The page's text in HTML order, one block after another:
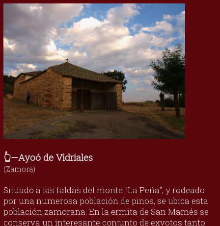
👆—Ayoó de Vidriales
(Zamora)
Situado a las faldas del monte "La Peña", y rodeado
por una numerosa población de pinos, se ubica esta
población zamorana. En la ermita de San Mamés se
conserva un interesante conjunto de exvotos tanto